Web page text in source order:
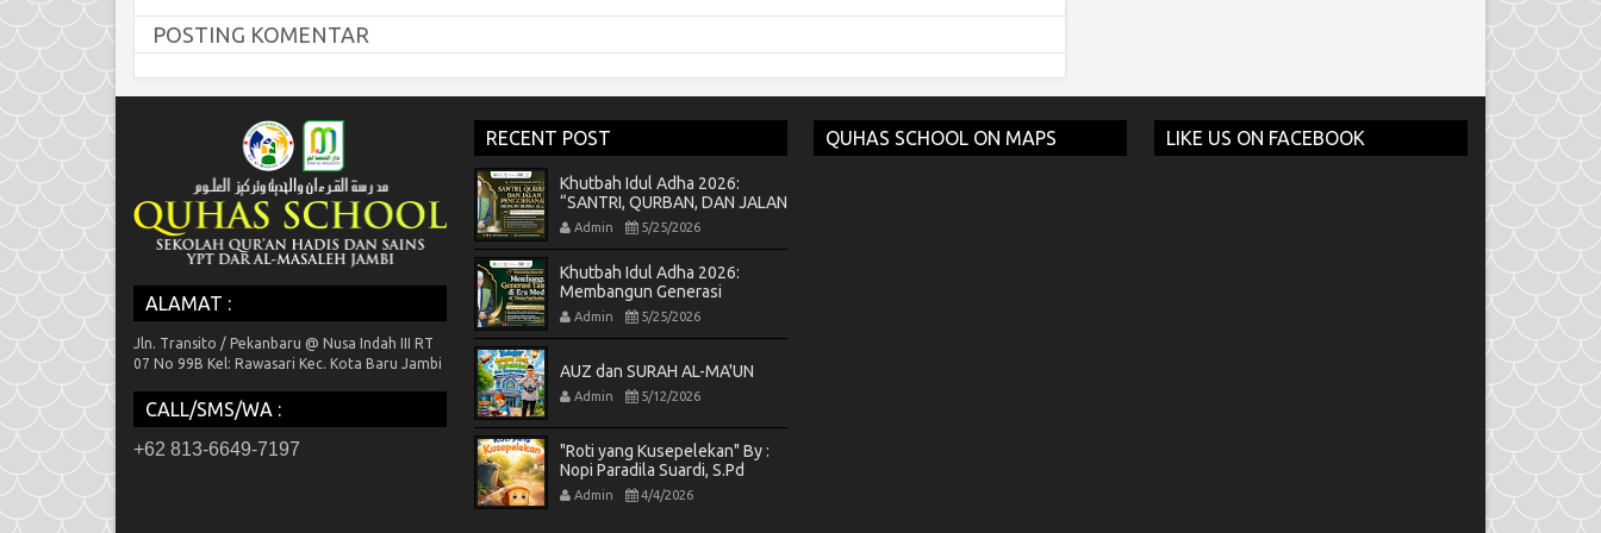
POSTING KOMENTAR
ALAMAT :
Jln. Transito / Pekanbaru @ Nusa Indah III RT
07 No 99B Kel: Rawasari Kec. Kota Baru Jambi
CALL/SMS/WA :
+62 813-6649-7197
RECENT POST
Khutbah Idul Adha 2026:
“SANTRI, QURBAN, DAN JALAN
PENGORBANAN MENUJU
RIDHA ALLAH”
Admin 5/25/2026
Khutbah Idul Adha 2026:
Membangun Generasi
Tangguh di Era Modern,
Teladan Nabi Ibrahim as.
Admin 5/25/2026
AUZ dan SURAH AL-MA'UN
Admin 5/12/2026
"Roti yang Kusepelekan" By :
Nopi Paradila Suardi, S.Pd
Admin 4/4/2026
QUHAS SCHOOL ON MAPS LIKE US ON FACEBOOK